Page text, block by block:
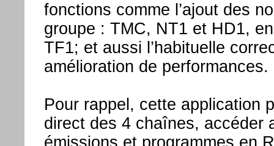
fonctions comme l’ajout des
groupe : TMC, NT1 et HD1,
TF1; et aussi l’habituelle
amélioration de performances.
Pour rappel, cette application
direct des 4 chaînes, accéder
émissions et programmes en